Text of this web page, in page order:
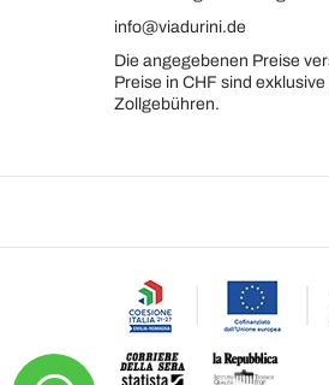
info@viadurini.de
Die angegebenen Preise
Preise in CHF sind
Zollgebühren.